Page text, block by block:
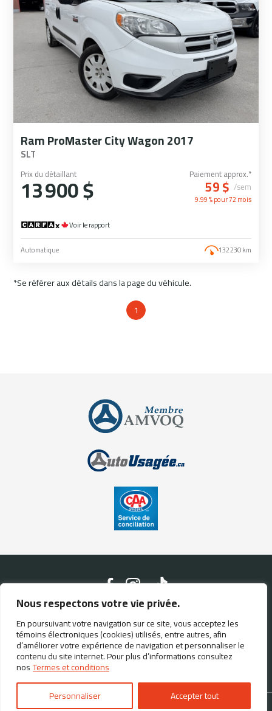
Nous respectons votre vie privée.
En poursuivant votre navigation sur ce site, vous acceptez les
témoins électroniques (cookies) utilisés, entre autres, afin
d’améliorer votre expérience de navigation et personnaliser le
contenu du site internet. Pour plus d’informations consultez
nosTermes et conditions
Personnaliser
Accepter tout
Ram ProMaster City Wagon 2017
SLT
Prix du détaillant
13 900 $ Paiement approx.*
59 $ /sem
9.99 % pour72mois
Voir le rapport
Automatique
132 230 km
*Se référer aux détails dans la page du véhicule.
1
Nous contacter
(514) 812-9994